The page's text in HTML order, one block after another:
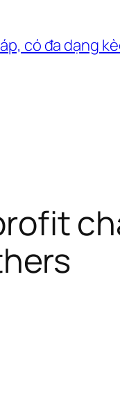
có đa dạng